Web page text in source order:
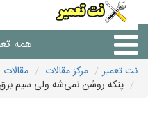
همه
شرکت های
نت تعمیر مرکز مقالات مقالات
پنکه روشن نمی‌شه ولی سیم برق